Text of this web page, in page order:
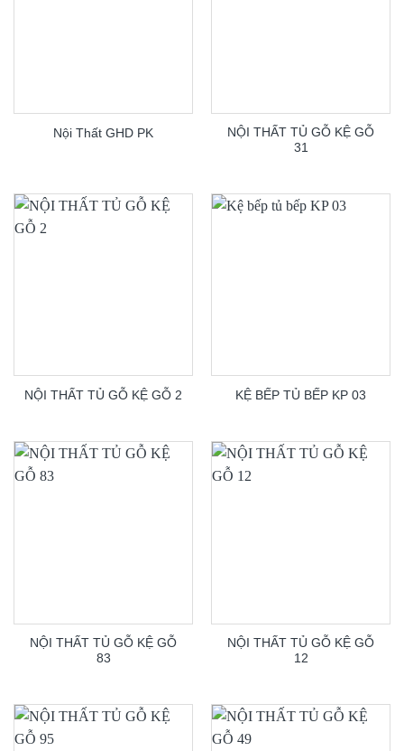
Nội Thất GHD PK
NỘI THẤT TỦ GỖ KỆ GỖ
31
NỘI THẤT TỦ GỖ KỆ GỖ 2 KỆ BẾP TỦ BẾP KP 03
NỘI THẤT TỦ GỖ KỆ GỖ
83
NỘI THẤT TỦ GỖ KỆ GỖ
12